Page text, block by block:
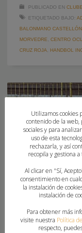
PUBLICADO EN
ETIQUETADO BAJO:
BALONMANO CASTELLÓN
MORVEDRE
CENTRO
CRUZ ROJA
HANDBOL
Utilizamos cookies
contenido de la web,
sociales y para
uso de esta
rechazarla, y así
recopila y gestiona
Al clicar en "Sí,
consentimiento en
la instalación de
instalación de
Para obtener más
visite nuestra Política
respecto,